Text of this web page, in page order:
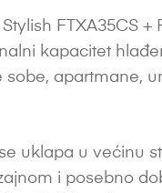
FTXA35CS
kapacitet
apartmane,
uklapa u većinu
i posebno